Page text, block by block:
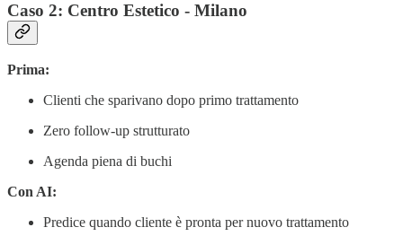
Caso 2: Centro Estetico - Milano
Prima:
Clienti che sparivano dopo primo trattamento
Zero follow-up strutturato
Agenda piena di buchi
Con AI:
Predice quando cliente è pronta per nuovo trattamento